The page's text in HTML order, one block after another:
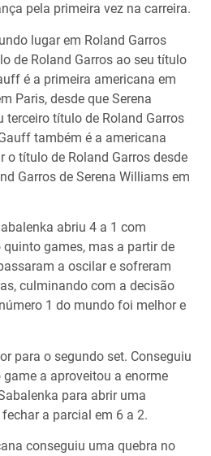
pela primeira vez na carreira.
lugar em Roland Garros
de Roland Garros ao seu título
é a primeira americana em
Paris, desde que Serena
título de Roland Garros
também é a americana
o título de Roland Garros desde
Garros de Serena Williams em
abriu 4 a 1 com
games, mas a partir de
a oscilar e sofreram
culminando com a decisão
1 do mundo foi melhor e
para o segundo set. Conseguiu
a aproveitou a enorme
para abrir uma
a parcial em 6 a 2.
conseguiu uma quebra no